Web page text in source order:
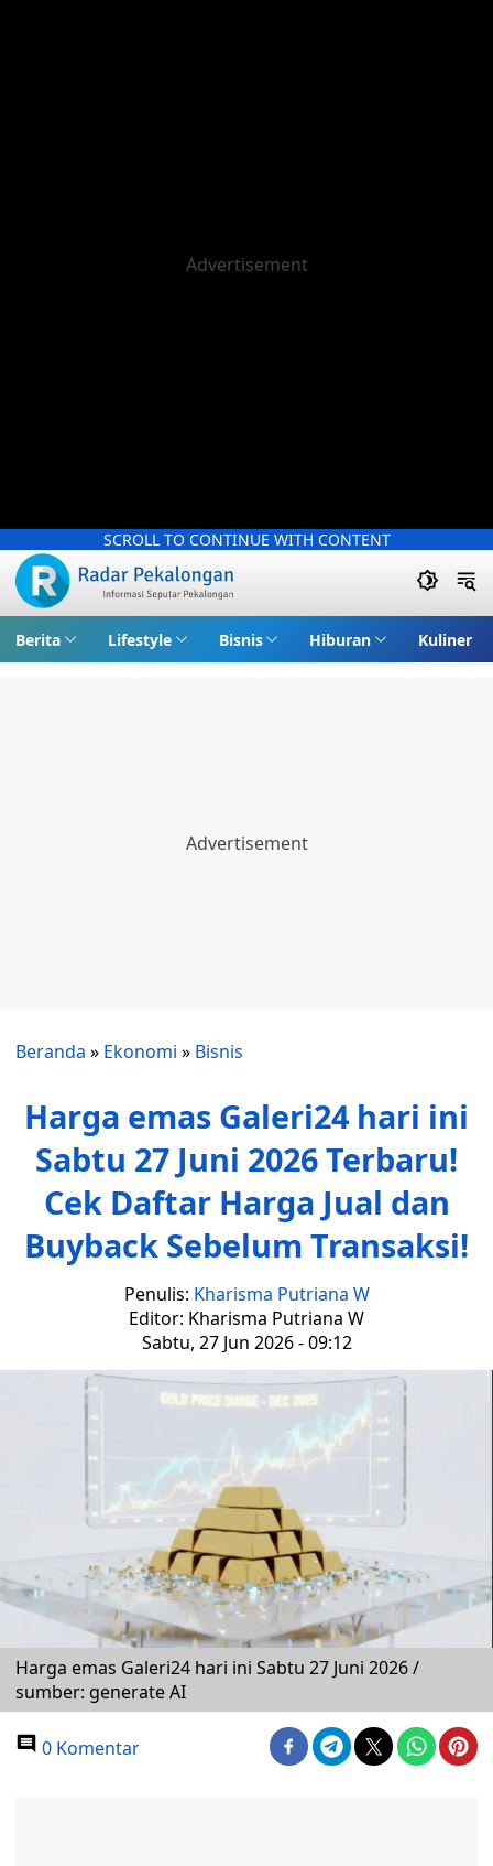
SCROLL TO CONTINUE WITH CONTENT
Berita Lifestyle Bisnis Hiburan Kuliner
Beranda » Ekonomi » Bisnis
Harga emas Galeri24 hari ini
Sabtu 27 Juni 2026 Terbaru!
Cek Daftar Harga Jual dan
Buyback Sebelum Transaksi!
Penulis: Kharisma Putriana W
Editor: Kharisma Putriana W
Sabtu, 27 Jun 2026 - 09:12
Harga emas Galeri24 hari ini Sabtu 27 Juni 2026 /
sumber: generate AI
0 Komentar